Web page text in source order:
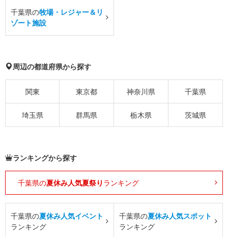
千葉県の牧場・レジャー＆リ
ゾート施設
周辺の都道府県から探す
関東 東京都 神奈川県 千葉県
埼玉県 群馬県 栃木県 茨城県
ランキングから探す
千葉県の夏休み人気夏祭り ランキング
千葉県の夏休み人気イベント
ランキング
千葉県の夏休み人気スポット
ランキング